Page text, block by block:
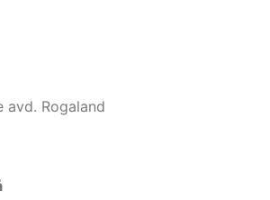
avd. Rogaland